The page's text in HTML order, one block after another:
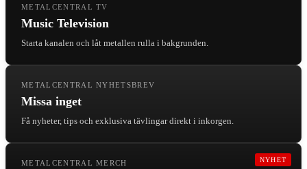
METALCENTRAL TV
Music Television
Starta kanalen och låt metallen rulla i bakgrunden.
METALCENTRAL NYHETSBREV
Missa inget
Få nyheter, tips och exklusiva tävlingar direkt i inkorgen.
NYHET
METALCENTRAL MERCH